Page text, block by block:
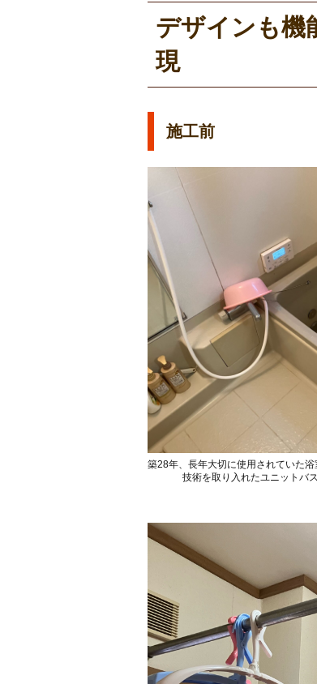
デザインも機
現
施工前
築28年、長年大切に使用されていた
技術を取り入れたユニットバ